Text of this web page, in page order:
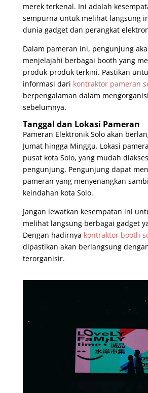
merek terkenal. Ini adalah
sempurna untuk melihat langsung
dunia gadget dan perangkat
Dalam pameran ini, pengunjung
menjelajahi berbagai booth yang
produk-produk terkini. Pastikan
informasi dari kontraktor pameran
berpengalaman dalam
sebelumnya.
Tanggal dan Lokasi Pameran
Pameran Elektronik Solo akan
Jumat hingga Minggu. Lokasi
pusat kota Solo, yang mudah
pengunjung. Pengunjung dapat
pameran yang menyenangkan
keindahan kota Solo.
Jangan lewatkan kesempatan ini
melihat langsung berbagai gadget
Dengan hadirnya kontraktor booth
dipastikan akan berlangsung
terorganisir.